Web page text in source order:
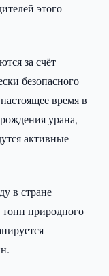
этого
за счёт
безопасного
время в
урана,
активные
в стране
тонн природного